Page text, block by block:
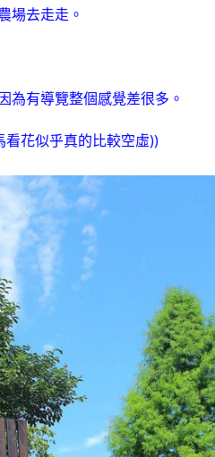
場去走走。
為有導覽整個感覺差很多。
花似乎真的比較空虛))